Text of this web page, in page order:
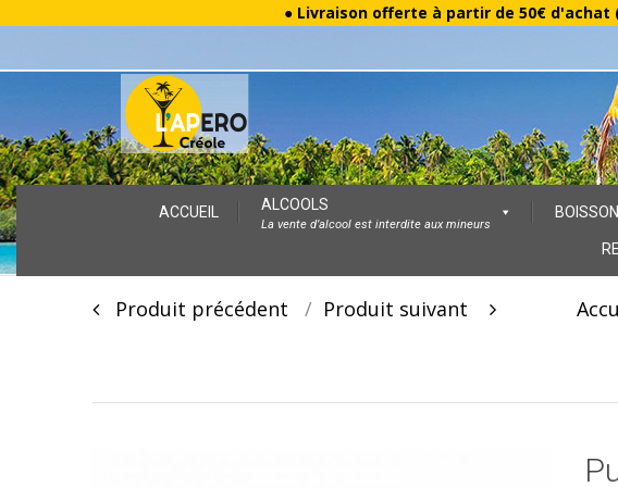
● Livraison offerte à partir de 50€
Skip
to
content
ACCUEIL ALCOOLS
La vente d’alcool est interdite aux mineurs
Post
Produit précédent Produit suivant